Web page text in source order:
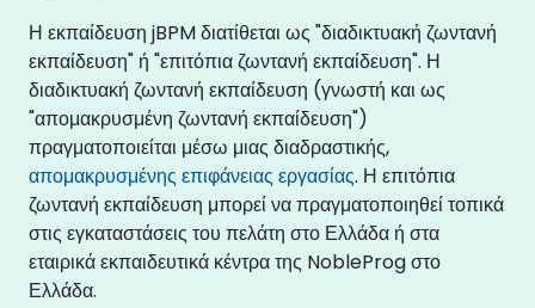
Η εκπαίδευση jBPM διατίθεται ως "διαδικτυακή ζωντανή
εκπαίδευση" ή "επιτόπια ζωντανή εκπαίδευση". Η
διαδικτυακή ζωντανή εκπαίδευση (γνωστή και ως
"απομακρυσμένη ζωντανή εκπαίδευση")
πραγματοποιείται μέσω μιας διαδραστικής,
απομακρυσμένης επιφάνειας εργασίας. Η επιτόπια
ζωντανή εκπαίδευση μπορεί να πραγματοποιηθεί τοπικά
στις εγκαταστάσεις του πελάτη στο Ελλάδα ή στα
εταιρικά εκπαιδευτικά κέντρα της NobleProg στο
Ελλάδα.